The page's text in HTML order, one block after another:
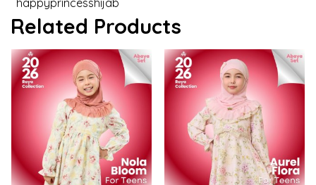
happyprincesshijab
Related Products